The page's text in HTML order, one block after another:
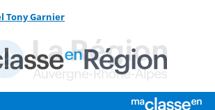
Tony Garnier